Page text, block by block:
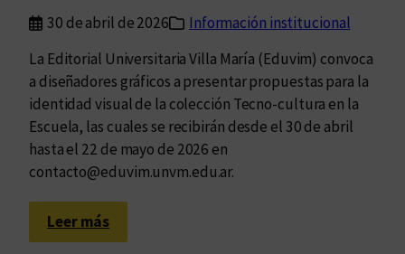
g
a
r
s
e
d
e
30 de abril de 2026
Información institucional
La Editorial Universitaria Villa María (Eduvim) convoca
a diseñadores gráficos a presentar propuestas para la
identidad visual de la colección Tecno-cultura en la
Escuela, las cuales se recibirán desde el 30 de abril
hasta el 22 de mayo de 2026 en
contacto@eduvim.unvm.edu.ar.
Leer más:
C